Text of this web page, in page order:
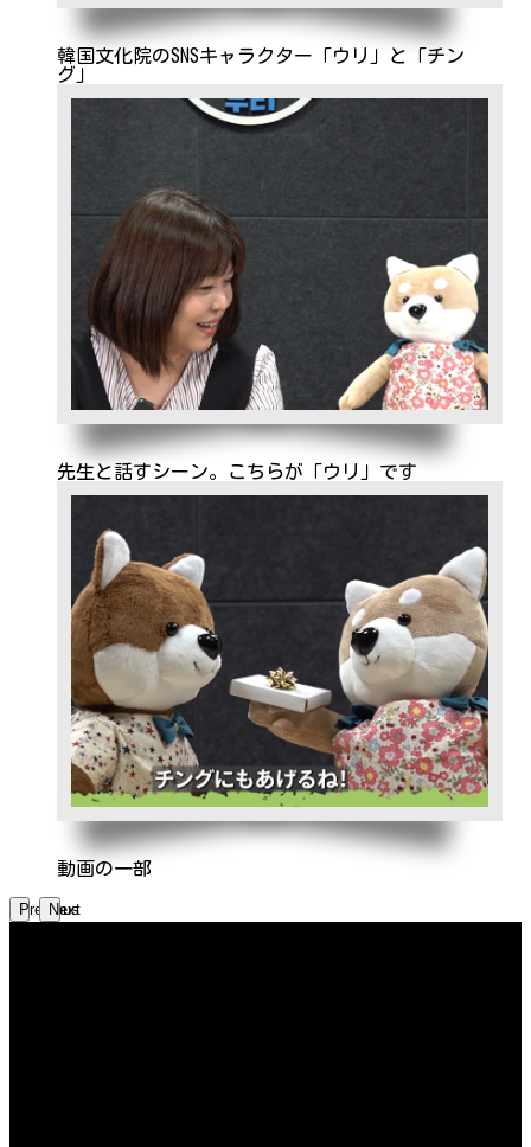
韓国文化院のSNSキャラクター「ウリ」と「チン
グ」
先生と話すシーン。こちらが「ウリ」です
動画の一部
Previous
Next